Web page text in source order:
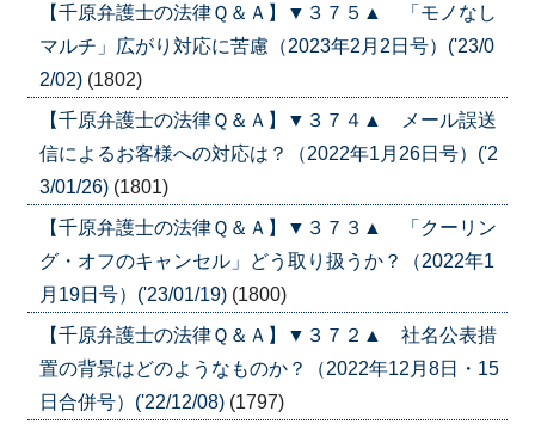
【千原弁護士の法律Ｑ＆Ａ】▼３７５▲ 「モノなし
マルチ」広がり対応に苦慮（2023年2月2日号）('23/0
2/02) (1802)
【千原弁護士の法律Ｑ＆Ａ】▼３７４▲ メール誤送
信によるお客様への対応は？（2022年1月26日号）('2
3/01/26) (1801)
【千原弁護士の法律Ｑ＆Ａ】▼３７３▲ 「クーリン
グ・オフのキャンセル」どう取り扱うか？（2022年1
月19日号）('23/01/19) (1800)
【千原弁護士の法律Ｑ＆Ａ】▼３７２▲ 社名公表措
置の背景はどのようなものか？（2022年12月8日・15
日合併号）('22/12/08) (1797)